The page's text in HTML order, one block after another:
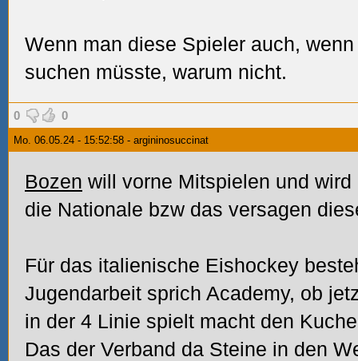
Wenn man diese Spieler auch,
suchen müsste, warum nicht.
0 0
Mo. 06.05.24 - 15:52:58 - argininosuccinat
Bozen will vorne Mitspielen und
die Nationale bzw das versagen
Für das italienische Eishockey
Jugendarbeit sprich Academy, ob
in der 4 Linie spielt macht den
Das der Verband da Steine in den